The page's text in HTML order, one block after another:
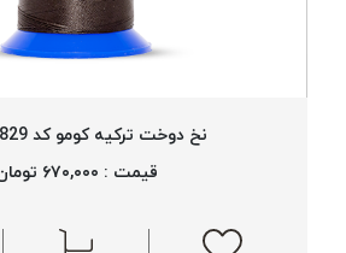
نخ دوخت ترکیه کومو کد 829 COMO
قیمت : ۶۷۰,۰۰۰ تومان